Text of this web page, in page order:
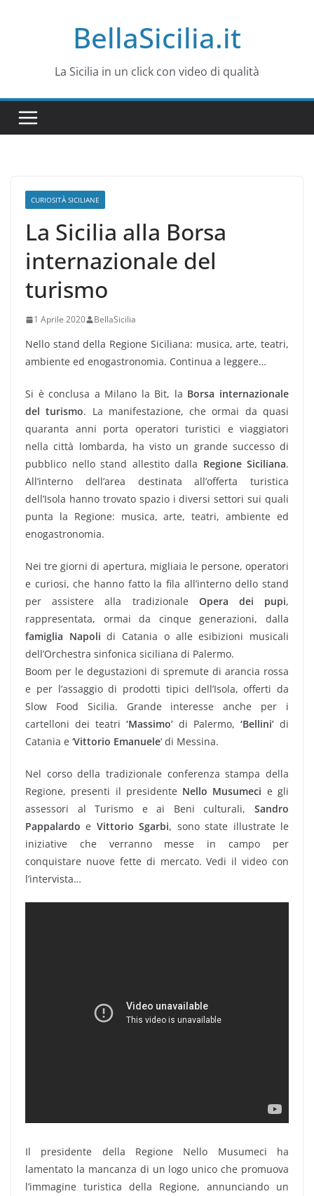
BellaSicilia.it
La Sicilia in un click con video di qualità
CURIOSITÀ SICILIANE
La Sicilia alla Borsa
internazionale del
turismo
1 Aprile 2020 BellaSicilia
Nello stand della Regione Siciliana: musica, arte, teatri,
ambiente ed enogastronomia. Continua a leggere…
Si è conclusa a Milano la Bit, la Borsa internazionale
del turismo. La manifestazione, che ormai da quasi
quaranta anni porta operatori turistici e viaggiatori
nella città lombarda, ha visto un grande successo di
pubblico nello stand allestito dalla Regione Siciliana.
All’interno dell’area destinata all’offerta turistica
dell’Isola hanno trovato spazio i diversi settori sui quali
punta la Regione: musica, arte, teatri, ambiente ed
enogastronomia.
Nei tre giorni di apertura, migliaia le persone, operatori
e curiosi, che hanno fatto la fila all’interno dello stand
per assistere alla tradizionale Opera dei pupi,
rappresentata, ormai da cinque generazioni, dalla
famiglia Napoli di Catania o alle esibizioni musicali
dell’Orchestra sinfonica siciliana di Palermo.
Boom per le degustazioni di spremute di arancia rossa
e per l’assaggio di prodotti tipici dell’Isola, offerti da
Slow Food Sicilia. Grande interesse anche per i
cartelloni dei teatri ‘Massimo’ di Palermo, ‘Bellini’ di
Catania e ‘Vittorio Emanuele‘ di Messina.
Nel corso della tradizionale conferenza stampa della
Regione, presenti il presidente Nello Musumeci e gli
assessori al Turismo e ai Beni culturali, Sandro
Pappalardo e Vittorio Sgarbi, sono state illustrate le
iniziative che verranno messe in campo per
conquistare nuove fette di mercato. Vedi il video con
l’intervista…
Il presidente della Regione Nello Musumeci ha
lamentato la mancanza di un logo unico che promuova
l’immagine turistica della Regione, annunciando un